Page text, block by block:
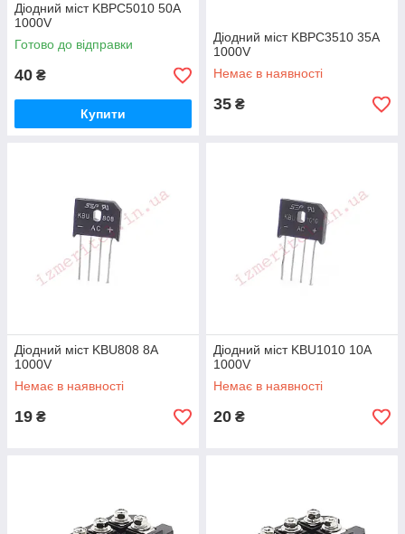
Діодний міст KBPC5010 50A
1000V
Готово до відправки
40 ₴
Купити
Діодний міст KBPC3510 35A
1000V
Немає в наявності
35 ₴
Діодний міст KBU808 8A
1000V
Немає в наявності
19 ₴
Діодний міст KBU1010 10A
1000V
Немає в наявності
20 ₴